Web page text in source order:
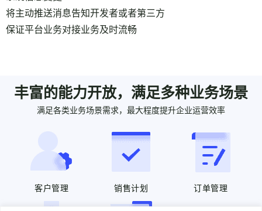
将主动推送消息告知开发者或者第三方
保证平台业务对接业务及时流畅
丰富的能力开放，满足多种业务场景
满足各类业务场景需求，最大程度提升企业运营效率
客户管理 销售计划 订单管理